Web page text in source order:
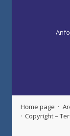
Home page
Copyright –